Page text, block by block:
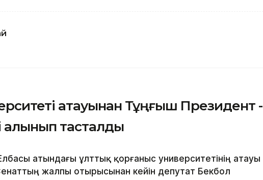
атауынан Тұңғыш Президент -
алынып тасталды
атындағы ұлттық қорғаныс университетінің атауы
жалпы отырысынан кейін депутат Бекбол